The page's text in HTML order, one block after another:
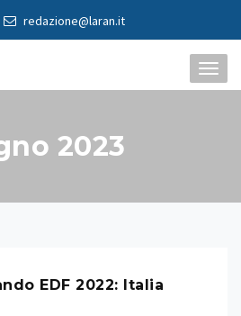
redazione@laran.it
2023
EDF 2022: Italia